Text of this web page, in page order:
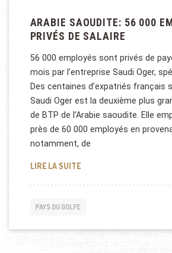
ARABIE SAOUDITE: 56 000
PRIVÉS DE SALAIRE
56 000 employés sont privés de
mois par l’entreprise Saudi Oger,
Des centaines d’expatriés français
Saudi Oger est la deuxième plus
de BTP de l’Arabie saoudite. Elle
près de 60 000 employés en
notamment, de
LIRE LA SUITEARABIE SAOUDITE: 56
PAYS DU GOLFE